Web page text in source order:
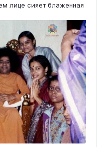
лице сияет блаженная